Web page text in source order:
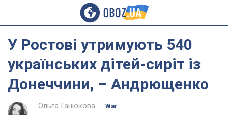
У Ростові утримують 540
українських дітей-сиріт із
Донеччини, – Андрющенко
Ольга Ганюкова
War